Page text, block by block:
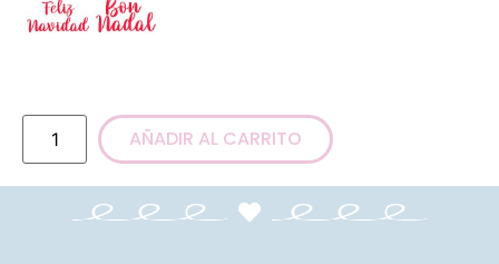
AÑADIR AL CARRITO